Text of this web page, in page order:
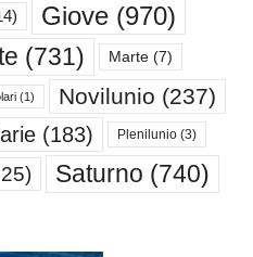
Giove (970)
(731) Marte (7)
(1) Novilunio (237)
(183) Plenilunio (3)
Saturno (740)